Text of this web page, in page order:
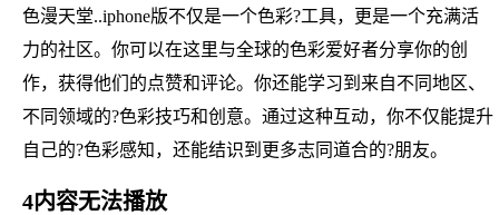
色漫天堂..iphone版不仅是一个色彩?工具，更是一个充满活
力的社区。你可以在这里与全球的色彩爱好者分享你的创
作，获得他们的点赞和评论。你还能学习到来自不同地区、
不同领域的?色彩技巧和创意。通过这种互动，你不仅能提升
自己的?色彩感知，还能结识到更多志同道合的?朋友。
4内容无法播放